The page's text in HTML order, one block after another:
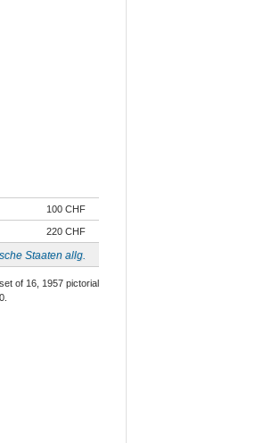
100 CHF
220 CHF
Staaten allg.
of 16, 1957 pictorial